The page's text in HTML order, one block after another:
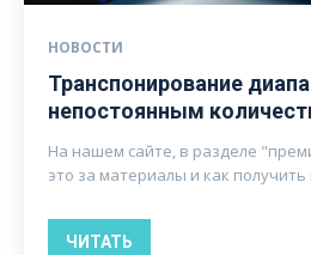
НОВОСТИ
Транспонирование
непостоянным
На нашем сайте, в разделе
это за материалы и как получить
ЧИТАТЬ